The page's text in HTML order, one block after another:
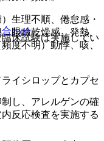
床試験は実施してい
し、アレルゲンの確
反応検査を実施する
生理不順、倦怠感・
眼瞼乾燥感、発熱、
度不明）動悸、咳、
イシロップとカプセ
わせ